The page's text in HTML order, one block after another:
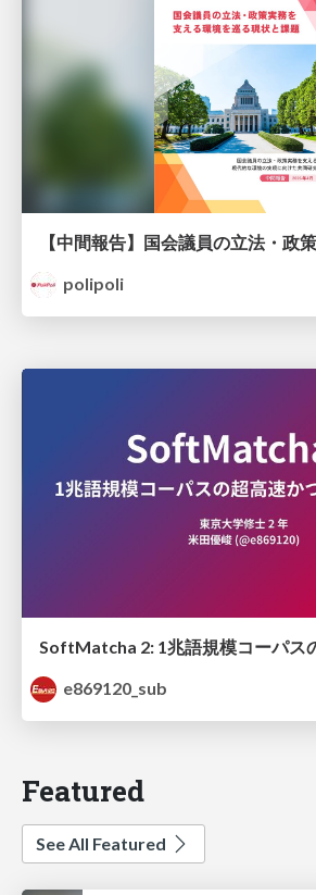
polipoli
e869120_sub
Featured
See All Featured